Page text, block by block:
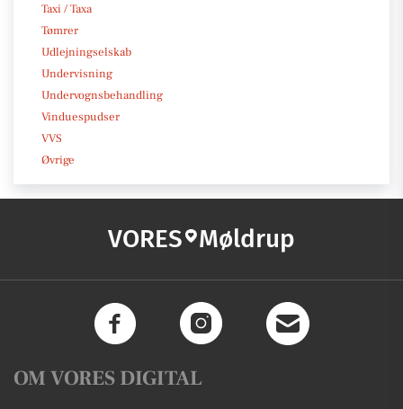
Taxi / Taxa
Tømrer
Udlejningselskab
Undervisning
Undervognsbehandling
Vinduespudser
VVS
Øvrige
VORES Møldrup
OM VORES DIGITAL